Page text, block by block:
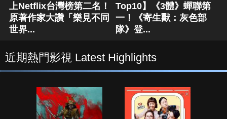
上Netflix台灣榜第二名！
原著作家大讚「樂見不同
世界...
Top10】《3體》蟬聯第
一！《寄生獸：灰色部
隊》登...
近期熱門影視 Latest Highlights